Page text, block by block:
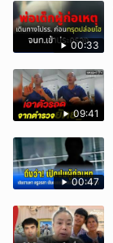
00:33
09:41
00:47